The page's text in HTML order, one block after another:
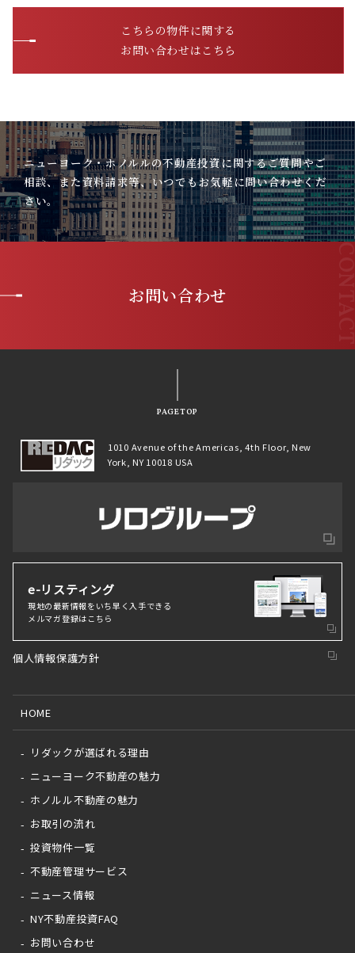
こちらの物件に関する
お問い合わせはこちら
ニューヨーク・ホノルルの不動産投資に関するご質問やご
相談、また資料請求等、いつでもお気軽に問い合わせくだ
さい。
お問い合わせ
PAGETOP
1010 Avenue of the Americas, 4th Floor, New
York, NY 10018 USA
e-リスティング
現地の最新情報をいち早く⼊⼿できる
メルマガ登録はこちら
個人情報保護方針
HOME
リダックが選ばれる理由
ニューヨーク不動産の魅力
ホノルル不動産の魅力
お取引の流れ
投資物件一覧
不動産管理サービス
ニュース情報
NY不動産投資FAQ
お問い合わせ